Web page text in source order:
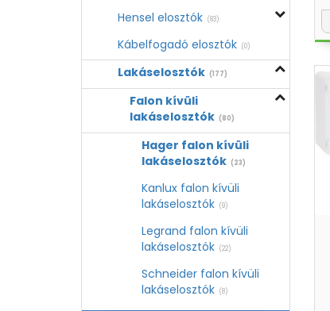
Hensel elosztók (83)
Kábelfogadó elosztók (0)
Lakáselosztók (177)
Falon kívüli
lakáselosztók (80)
Hager falon kívüli
lakáselosztók (23)
Kanlux falon kívüli
lakáselosztók (9)
Legrand falon kívüli
lakáselosztók (22)
Schneider falon kívüli
lakáselosztók (8)